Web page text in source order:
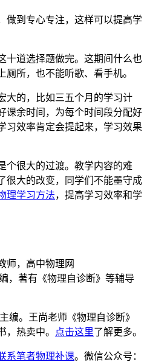
做到专心专注，这样可以提高学
十道选择题做完。这期间什么也
所，也不能听歌、看手机。
大的，比如三五个月的学习计
课余时间，为每个时间段分配好
习效率肯定会提起来，学习效果
个很大的过渡。教学内容的难
很大的改变，同学们不能墨守成
理学习方法，提高学习效率和学
师，高中物理网
，著有《物理自诊断》等辅导
编。王尚老师《物理自诊断》
，热卖中。
点击这里了解更多。
系笔者物理补课。微信公众号：